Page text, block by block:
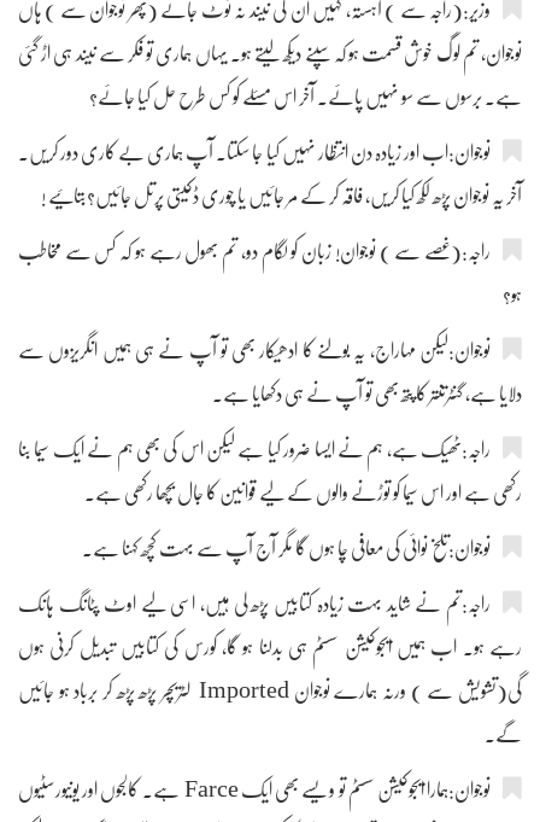
وزیر:(راجہ سے ) آہستہ، کہیں ان کی نیند نہ ٹوٹ جائے (پھر نوجوان سے ) ہاں
نوجوان، تم لوگ خوش قسمت ہو کہ سپنے دیکھ لیتے ہو۔ یہاں ہماری تو فکر سے نیند ہی اڑ گئی
ہے۔ برسوں سے سو نہیں پائے۔ آخر اس مسئلے کو کس طرح حل کیا جائے؟
نوجوان:اب اور زیادہ دن انتظار نہیں کیا جا سکتا۔ آپ ہماری بے کاری دور کریں۔
آخر یہ نوجوان پڑھ لکھ کیا کریں، فاقہ کر کے مر جائیں یا چوری ڈکیتی پرتل جائیں؟بتائیے !
راجہ:(غصے سے ) نوجوان! زبان کو لگام دو، تم بھول رہے ہو کہ کس سے مخاطب
ہو؟
نوجوان:لیکن مہاراج، یہ بولنے کا ادھیکار بھی تو آپ نے ہی ہمیں انگریزوں سے
دلایا ہے، گنٹرتنتر کا پتھ بھی تو آپ نے ہی دکھایا ہے۔
راجہ:ٹھیک ہے، ہم نے ایسا ضرور کیا ہے لیکن اس کی بھی ہم نے ایک سیما بنا
رکھی ہے اور اس سیما کو توڑنے والوں کے لیے قوانین کا جال بچھا رکھی ہے۔
نوجوان:تلخ نوائی کی معافی چا ہوں گا مگر آج آپ سے بہت کچھ کہنا ہے۔
راجہ:تم نے شاید بہت زیادہ کتابیں پڑھ لی ہیں، اسی لیے اوٹ پٹانگ ہانک
رہے ہو۔ اب ہمیں ایجوکیشن سسٹم ہی بدلنا ہو گا، کورس کی کتابیں تبدیل کرنی ہوں
گی(تشویش سے ) ورنہ ہمارے نوجوان Imported لٹریچر پڑھ پڑھ کر برباد ہو جائیں
گے۔
نوجوان:ہمارا ایجوکیشن سسٹم تو ویسے بھی ایک Farce ہے۔ کالجوں اور یونیورسٹیوں